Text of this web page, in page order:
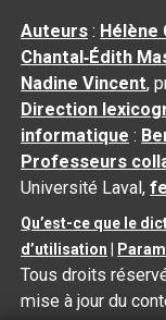
Auteurs :
Chantal‑Édith
Nadine Vincent,
Direction
informatique :
Professeurs
Université Laval,
Qu’est-ce que le
d’utilisation
Tous droits
mise à jour du